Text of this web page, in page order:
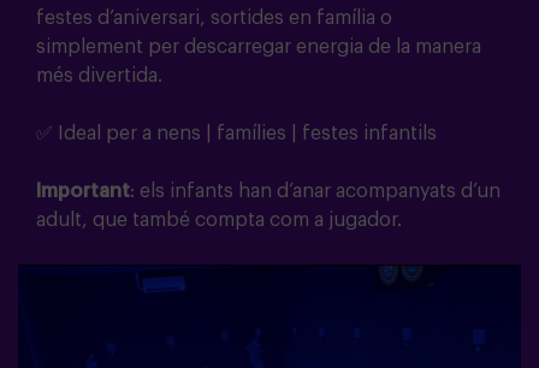
festes d’aniversari, sortides en família o
simplement per descarregar energia de la manera
més divertida.
✅ Ideal per a nens | famílies | festes infantils
Important: els infants han d’anar acompanyats d’un
adult, que també compta com a jugador.